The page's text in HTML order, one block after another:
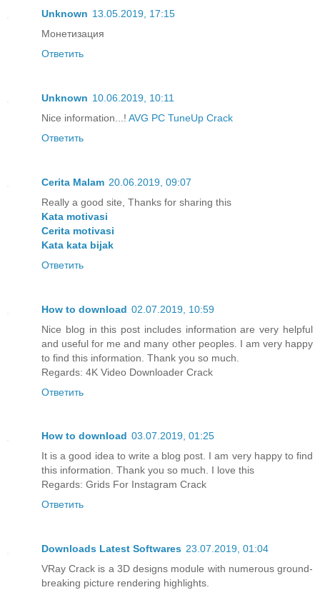
Unknown 13.05.2019, 17:15
Монетизация
Ответить
Unknown 10.06.2019, 10:11
Nice information...! AVG PC TuneUp Crack
Ответить
Cerita Malam 20.06.2019, 09:07
Really a good site, Thanks for sharing this
Kata motivasi
Cerita motivasi
Kata kata bijak
Ответить
How to download 02.07.2019, 10:59
Nice blog in this post includes information are very helpful
and useful for me and many other peoples. I am very happy
to find this information. Thank you so much.
Regards: 4K Video Downloader Crack
Ответить
How to download 03.07.2019, 01:25
It is a good idea to write a blog post. I am very happy to find
this information. Thank you so much. I love this
Regards: Grids For Instagram Crack
Ответить
Downloads Latest Softwares 23.07.2019, 01:04
VRay Crack is a 3D designs module with numerous ground-
breaking picture rendering highlights.